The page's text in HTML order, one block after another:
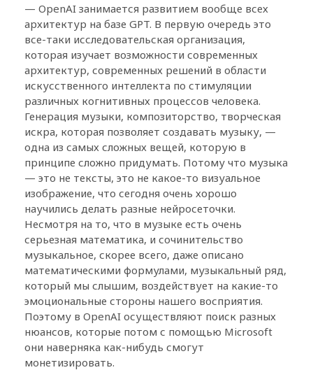
— OpenAI занимается развитием вообще всех
архитектур на базе GPT. В первую очередь это
все-таки исследовательская организация,
которая изучает возможности современных
архитектур, современных решений в области
искусственного интеллекта по стимуляции
различных когнитивных процессов человека.
Генерация музыки, композиторство, творческая
искра, которая позволяет создавать музыку, —
одна из самых сложных вещей, которую в
принципе сложно придумать. Потому что музыка
— это не тексты, это не какое-то визуальное
изображение, что сегодня очень хорошо
научились делать разные нейросеточки.
Несмотря на то, что в музыке есть очень
серьезная математика, и сочинительство
музыкальное, скорее всего, даже описано
математическими формулами, музыкальный ряд,
который мы слышим, воздействует на какие-то
эмоциональные стороны нашего восприятия.
Поэтому в OpenAI осуществляют поиск разных
нюансов, которые потом с помощью Microsoft
они наверняка как-нибудь смогут
монетизировать.